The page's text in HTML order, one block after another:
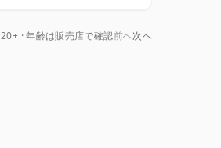
20+ · 年齢は販売店で確認前へ次へ